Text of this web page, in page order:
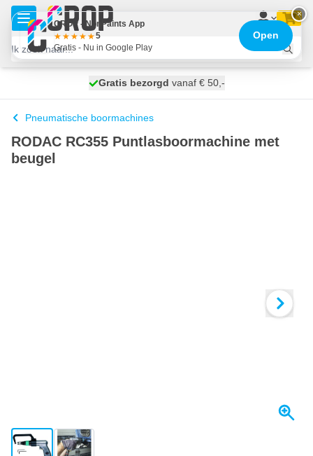
Ga naar de inhoud
morgen bezorgd
Gratis bezorgd vanaf € 50,-
100 dagen
Pneumatische boormachines
RODAC RC355 Puntlasboormachine met
beugel
View larger imageView larger image
×
CROP - NonPaints App
5
Gratis - Nu in Google Play
Open